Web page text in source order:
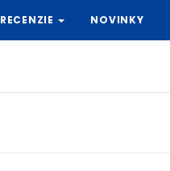
RECENZIE NOVINKY